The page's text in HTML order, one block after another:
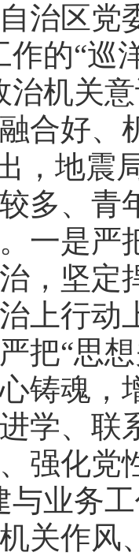
治区党
的“巡
治机关
合好、
，地震
多、青
一是严
，坚定
上行动
把“思
铸魂 ，
学、联
强化党
与业务
关作风